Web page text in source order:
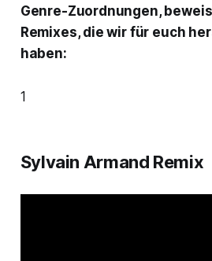
Genre-Zuordnungen,
Remixes, die wir für euch
haben:
1
Sylvain Armand Remix